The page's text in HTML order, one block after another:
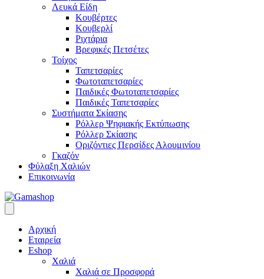
Λευκά Είδη
Κουβέρτες
Κουβερλί
Ριχτάρια
Βρεφικές Πετσέτες
Τοίχος
Ταπετσαρίες
Φωτοταπετσαρίες
Παιδικές Φωτοταπετσαρίες
Παιδικές Ταπετσαρίες
Συστήματα Σκίασης
Ρόλλερ Ψηφιακής Εκτύπωσης
Ρόλλερ Σκίασης
Οριζόντιες Περσίδες Αλουμινίου
Γκαζόν
Φύλαξη Χαλιών
Επικοινωνία
Αρχική
Εταιρεία
Eshop
Χαλιά
Χαλιά σε Προσφορά